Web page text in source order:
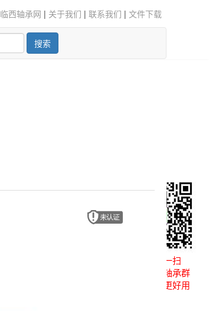
临西轴承网 | 关于我们 | 联系我们 | 文件下载
搜索
微信扫一扫
关注后进轴承群
点击菜单更好用